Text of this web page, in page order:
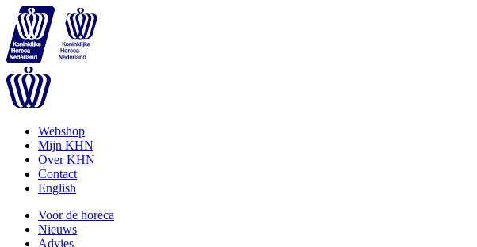
Webshop
Mijn KHN
Over KHN
Contact
English
Voor de horeca
Nieuws
Advies